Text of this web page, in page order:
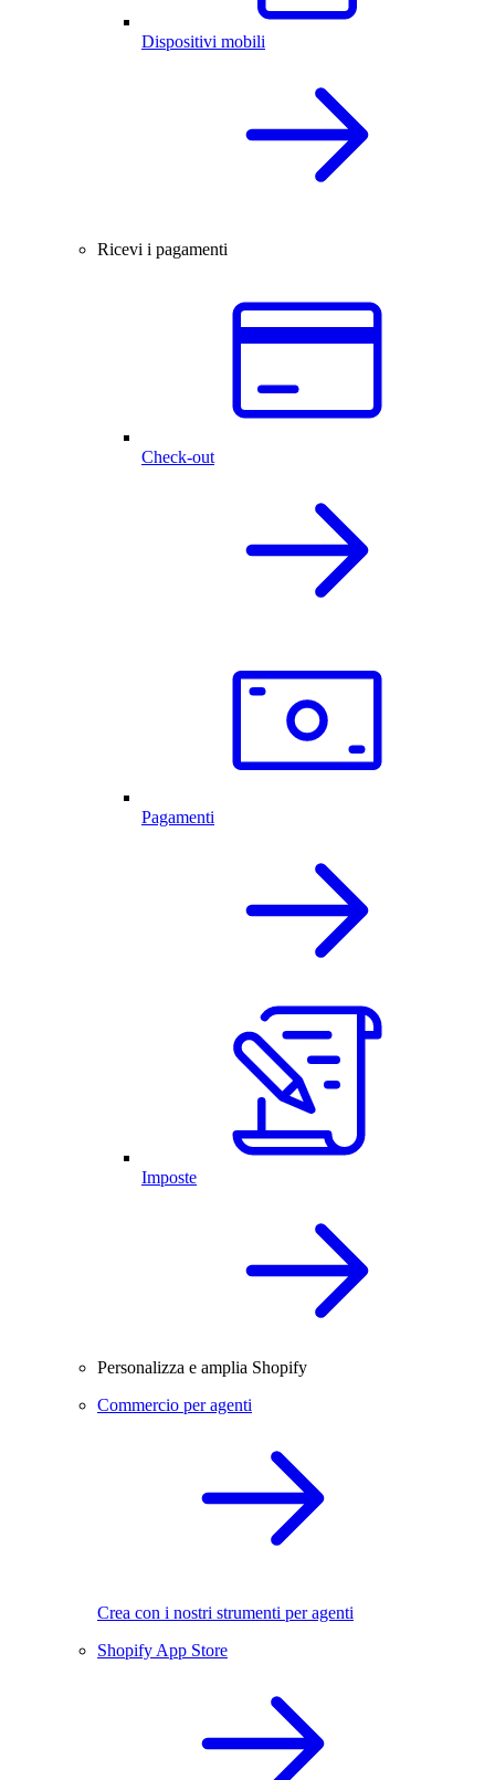
Dispositivi mobili
Ricevi i pagamenti
Check-out
Pagamenti
Imposte
Personalizza e amplia Shopify
Commercio per agenti
Crea con i nostri strumenti per agenti
Shopify App Store